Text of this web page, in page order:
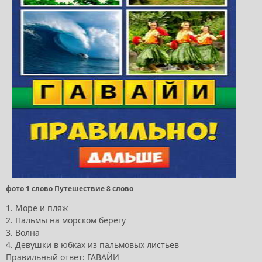
фото 1 слово Путешествие 8 слово
1. Море и пляж
2. Пальмы на морском берегу
3. Волна
4. Девушки в юбках из пальмовых листьев
Правильный ответ: ГАВАЙИ